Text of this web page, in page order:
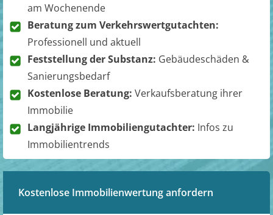
am Wochenende
Beratung zum Verkehrswertgutachten:
Professionell und aktuell
Feststellung der Substanz: Gebäudeschäden &
Sanierungsbedarf
Kostenlose Beratung: Verkaufsberatung ihrer
Immobilie
Langjährige Immobiliengutachter: Infos zu
Immobilientrends
Kostenlose Immobilienwertung anfordern